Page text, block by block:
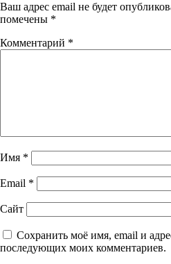
Ваш адрес email не будет
помечены *
Комментарий *
Имя *
Email *
Сайт
Сохранить моё имя, email и
последующих моих комментариев.